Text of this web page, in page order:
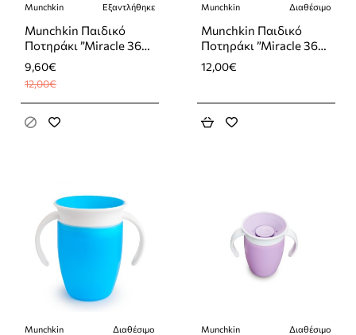
-20%
Εξαντλήθηκε
Munchkin Εξαντλήθηκε
Munchkin Παιδικό
Ποτηράκι ”Miracle 360°
Wildlove Sippy” από
Πλαστικό Fox Μπλε
177ml
9,60€
12,00€
Munchkin Διαθέσιμο
Munchkin Παιδικό
Ποτηράκι ”Miracle 360°
Wildlove Sippy” από
Πλαστικό Fox Μπλε
12,00€
Munchkin Διαθέσιμο Munchkin Διαθέσιμο